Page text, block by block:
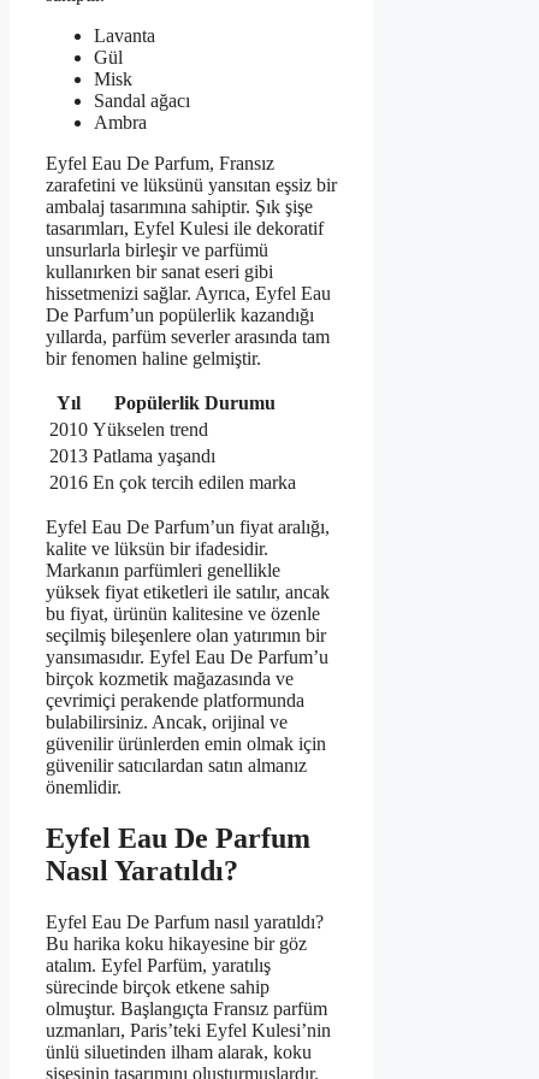
Lavanta
Gül
Misk
Sandal ağacı
Ambra
Eyfel Eau De Parfum, Fransız
zarafetini ve lüksünü yansıtan eşsiz bir
ambalaj tasarımına sahiptir. Şık şişe
tasarımları, Eyfel Kulesi ile dekoratif
unsurlarla birleşir ve parfümü
kullanırken bir sanat eseri gibi
hissetmenizi sağlar. Ayrıca, Eyfel Eau
De Parfum’un popülerlik kazandığı
yıllarda, parfüm severler arasında tam
bir fenomen haline gelmiştir.
Yıl
Popülerlik Durumu
2010 Yükselen trend
2013 Patlama yaşandı
2016 En çok tercih edilen marka
Eyfel Eau De Parfum’un fiyat aralığı,
kalite ve lüksün bir ifadesidir.
Markanın parfümleri genellikle
yüksek fiyat etiketleri ile satılır, ancak
bu fiyat, ürünün kalitesine ve özenle
seçilmiş bileşenlere olan yatırımın bir
yansımasıdır. Eyfel Eau De Parfum’u
birçok kozmetik mağazasında ve
çevrimiçi perakende platformunda
bulabilirsiniz. Ancak, orijinal ve
güvenilir ürünlerden emin olmak için
güvenilir satıcılardan satın almanız
önemlidir.
Eyfel Eau De Parfum
Nasıl Yaratıldı?
Eyfel Eau De Parfum nasıl yaratıldı?
Bu harika koku hikayesine bir göz
atalım. Eyfel Parfüm, yaratılış
sürecinde birçok etkene sahip
olmuştur. Başlangıçta Fransız parfüm
uzmanları, Paris’teki Eyfel Kulesi’nin
ünlü siluetinden ilham alarak, koku
şişesinin tasarımını oluşturmuşlardır.